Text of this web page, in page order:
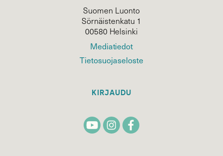
Suomen Luonto
Sörnäistenkatu 1
00580 Helsinki
Mediatiedot
Tietosuojaseloste
KIRJAUDU